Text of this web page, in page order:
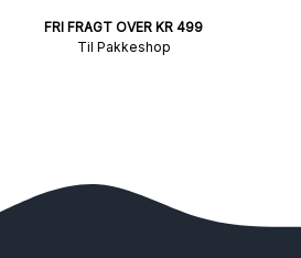
FRI FRAGT OVER KR 499
Til Pakkeshop